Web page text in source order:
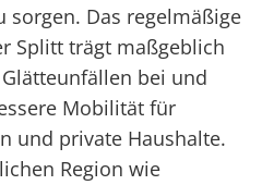
sorgen. Das regelmäßige
Splitt trägt maßgeblich
bei und
Mobilität für
und private Haushalte.
Region wie